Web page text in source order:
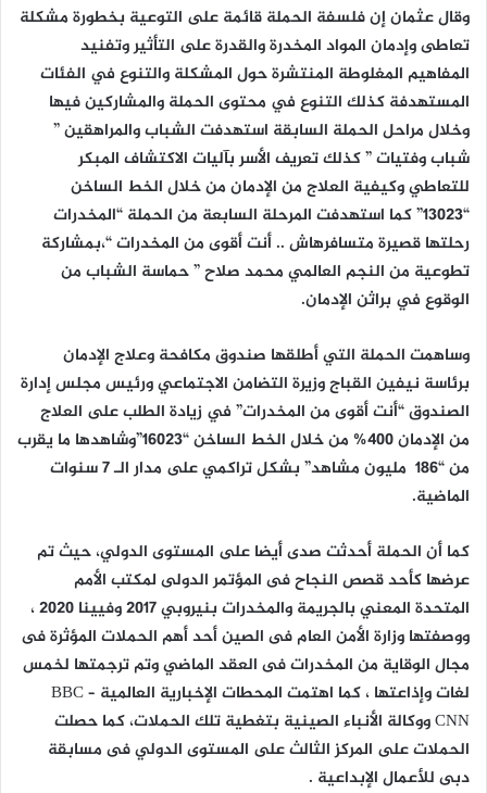
وقال عثمان إن فلسفة الحملة قائمة على التوعية بخطورة مشكلة
تعاطى وإدمان المواد المخدرة والقدرة على التأثير وتفنيد
المفاهيم المغلوطة المنتشرة حول المشكلة والتنوع في الفئات
المستهدفة كذلك التنوع في محتوى الحملة والمشاركين فيها
وخلال مراحل الحملة السابقة استهدفت الشباب والمراهقين ”
شباب وفتيات ” كذلك تعريف الأسر بآليات الاكتشاف المبكر
للتعاطي وكيفية العلاج من الإدمان من خلال الخط الساخن
“13023” كما استهدفت المرحلة السابعة من الحملة “المخدرات
رحلتها قصيرة متسافرهاش .. أنت أقوى من المخدرات “،بمشاركة
تطوعية من النجم العالمي محمد صلاح ” حماسة الشباب من
الوقوع في براثن الإدمان.
وساهمت الحملة التي أطلقها صندوق مكافحة وعلاج الإدمان
برئاسة نيفين القباج وزيرة التضامن الاجتماعي ورئيس مجلس إدارة
الصندوق “أنت أقوى من المخدرات” في زيادة الطلب على العلاج
من الإدمان 400% من خلال الخط الساخن “16023”وشاهدها ما يقرب
من “186 مليون مشاهد” بشكل تراكمي على مدار الـ 7 سنوات
الماضية.
كما أن الحملة أحدثت صدى أيضا على المستوى الدولي، حيث تم
عرضها كأحد قصص النجاح فى المؤتمر الدولى لمكتب الأمم
المتحدة المعني بالجريمة والمخدرات بنيروبي 2017 وفيينا 2020 ،
ووصفتها وزارة الأمن العام فى الصين أحد أهم الحملات المؤثرة فى
مجال الوقاية من المخدرات فى العقد الماضي وتم ترجمتها لخمس
لغات وإذاعتها ، كما اهتمت المحطات الإخبارية العالمية BBC –
CNN ووكالة الأنباء الصينية بتغطية تلك الحملات، كما حصلت
الحملات على المركز الثالث على المستوى الدولي فى مسابقة
دبى للأعمال الإبداعية .